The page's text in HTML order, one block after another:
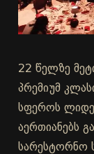
22 წელზე
პრემიუმ
სფეროს
აერთიანებს
სარესტორნო